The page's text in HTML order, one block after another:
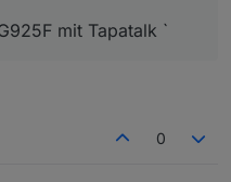
mit Tapatalk `
0